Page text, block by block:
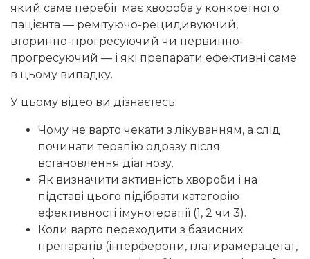
який саме перебіг має хвороба у конкретного
пацієнта — ремітуючо-рецидивуючий,
вторинно-прогресуючий чи первинно-
прогресуючий — і які препарати ефективні саме
в цьому випадку.
У цьому відео ви дізнаєтесь:
Чому не варто чекати з лікуванням, а слід
починати терапію одразу після
встановлення діагнозу.
Як визначити активність хвороби і на
підставі цього підібрати категорію
ефективності імунотерапії (1, 2 чи 3).
Коли варто переходити з базисних
препаратів (інтерферони, глатирамерацетат,